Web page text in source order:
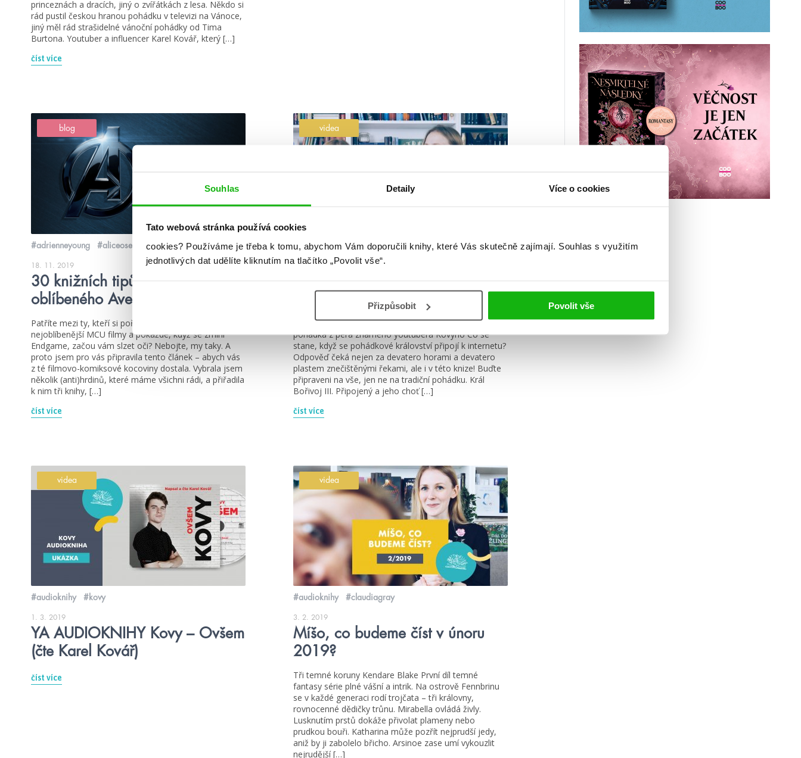
Souhlas Detaily Více o cookies
Tato webová stránka používá cookies
cookies? Používáme je třeba k tomu, abychom Vám doporučili knihy, které Vás skutečně zajímají. Souhlas s využitím
jednotlivých dat udělíte kliknutím na tlačítko „Povolit vše“.
Přizpůsobit Povolit vše
princeznách a dracích, jiný o zvířátkách z lesa. Někdo si
rád pustil českou hranou pohádku v televizi na Vánoce,
jiný měl rád strašidelné vánoční pohádky od Tima
Burtona. Youtuber a influencer Karel Kovář, který […]
číst více
blog
#adrienneyoung #aliceoseman
18. 11. 2019
30 knižních tipů podle vašeho
oblíbeného Avengera
Patříte mezi ty, kteří si pořád dokola pouští své
nejoblíbenější MCU filmy a pokaždé, když se zmíní
Endgame, začou vám slzet oči? Nebojte, my taky. A
proto jsem pro vás připravila tento článek – abych vás
z té filmovo-komiksové kocoviny dostala. Vybrala jsem
několik (anti)hrdinů, které máme všichni rádi, a přiřadila
k nim tři knihy, […]
číst více
videa
#catherinerider #charlottebronte
4. 11. 2019
Karel Kovy Kovář: iPohádka Karel Kovář Novodobá
pohádka z pera známého youtubera Kovyho Co se
stane, když se pohádkové království připojí k internetu?
Odpověď čeká nejen za devatero horami a devatero
plastem znečištěnými řekami, ale i v této knize! Buďte
připraveni na vše, jen ne na tradiční pohádku. Král
Bořivoj III. Připojený a jeho choť […]
číst více
videa
#audioknihy #kovy
1. 3. 2019
YA AUDIOKNIHY Kovy – Ovšem
(čte Karel Kovář)
číst více
videa
#audioknihy #claudiagray
3. 2. 2019
Míšo, co budeme číst v únoru
2019?
Tři temné koruny Kendare Blake První díl temné
fantasy série plné vášní a intrik. Na ostrově Fennbrinu
se v každé generaci rodí trojčata – tři královny,
rovnocenné dědičky trůnu. Mirabella ovládá živly.
Lusknutím prstů dokáže přivolat plameny nebo
prudkou bouři. Katharina může pozřít nejprudší jedy,
aniž by ji zabolelo břicho. Arsinoe zase umí vykouzlit
nejrudější […]